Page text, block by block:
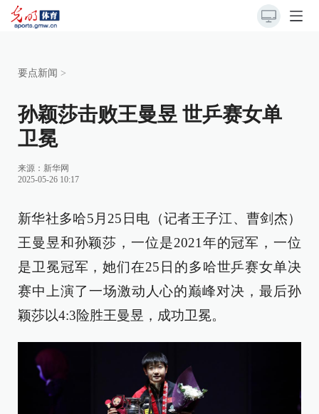
要点新闻 >
孙颖莎击败王曼昱 世乒赛女单
卫冕
来源： 新华网
2025-05-26 10:17
新华社多哈5月25日电（记者王子江、曹剑杰）
王曼昱和孙颖莎，一位是2021年的冠军，一位
是卫冕冠军，她们在25日的多哈世乒赛女单决
赛中上演了一场激动人心的巅峰对决，最后孙
颖莎以4:3险胜王曼昱，成功卫冕。